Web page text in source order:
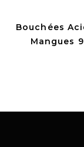
Bouchées
Mangues